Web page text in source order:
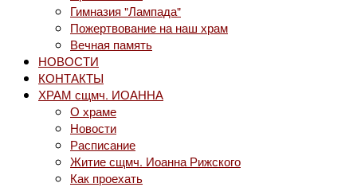
Гимназия "Лампада"
Пожертвование на наш храм
Вечная память
НОВОСТИ
КОНТАКТЫ
ХРАМ сщмч. ИОАННА
О храме
Новости
Расписание
Житие сщмч. Иоанна Рижского
Как проехать